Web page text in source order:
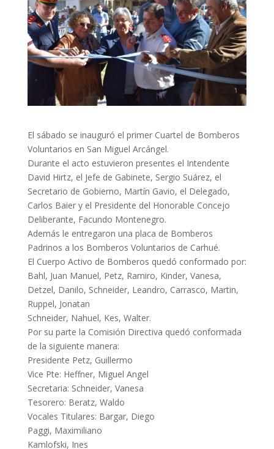
El sábado se inauguró el primer Cuartel de Bomberos
Voluntarios en San Miguel Arcángel.
Durante el acto estuvieron presentes el Intendente
David Hirtz, el Jefe de Gabinete, Sergio Suárez, el
Secretario de Gobierno, Martín Gavio, el Delegado,
Carlos Baier y el Presidente del Honorable Concejo
Deliberante, Facundo Montenegro.
Además le entregaron una placa de Bomberos
Padrinos a los Bomberos Voluntarios de Carhué.
El Cuerpo Activo de Bomberos quedó conformado por:
Bahl, Juan Manuel, Petz, Ramiro, Kinder, Vanesa,
Detzel, Danilo, Schneider, Leandro, Carrasco, Martin,
Ruppel, Jonatan
Schneider, Nahuel, Kes, Walter.
Por su parte la Comisión Directiva quedó conformada
de la siguiente manera:
Presidente Petz, Guillermo
Vice Pte: Heffner, Miguel Angel
Secretaria: Schneider, Vanesa
Tesorero: Beratz, Waldo
Vocales Titulares: Bargar, Diego
Paggi, Maximiliano
Kamlofski, Ines